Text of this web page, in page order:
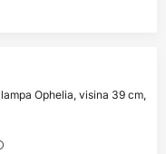
Ophelia, visina 39 cm,